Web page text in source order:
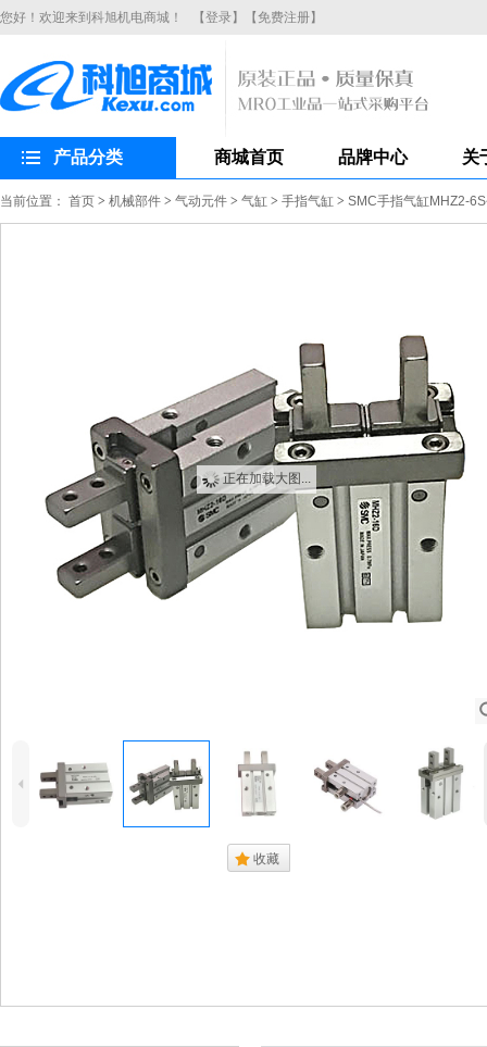
您好！欢迎来到科旭机电商城！ 【登录】 【免费注册】
产品分类 商城首页 品牌中心 关
当前位置： 首页 > 机械部件 > 气动元件 > 气缸 > 手指气缸 > SMC手指气缸MHZ2-
正在加载大图...
4
. 收藏